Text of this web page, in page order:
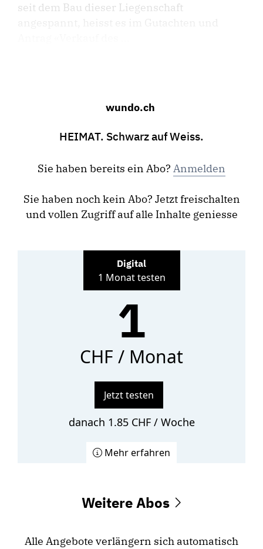
seit dem Bau dieser Liegenschaft
wundo.ch
HEIMAT. Schwarz auf Weiss.
Sie haben bereits ein Abo? Anmelden
Sie haben noch kein Abo? Jetzt freischalten
und vollen Zugriff auf alle Inhalte geniesse
Digital
1 Monat testen
1
CHF / Monat
Jetzt testen
danach 1.85 CHF / Woche
Mehr erfahren
Weitere Abos
Alle Angebote verlängern sich automatisch